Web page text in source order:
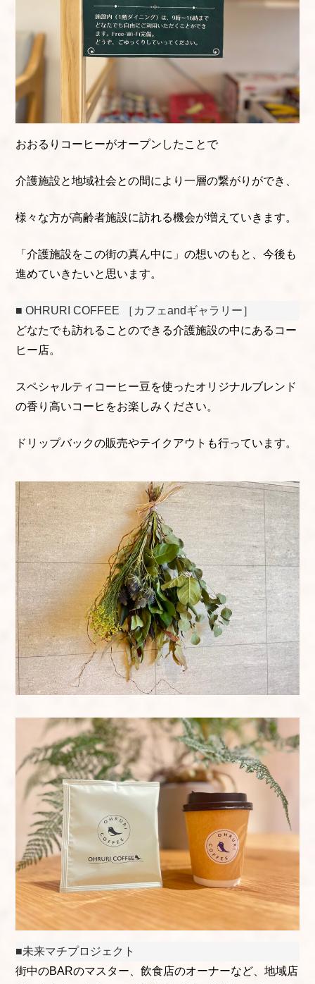
おおるりコーヒーがオープンしたことで
介護施設と地域社会との間により一層の繋がりができ、
様々な方が高齢者施設に訪れる機会が増えていきます。
「介護施設をこの街の真ん中に」の想いのもと、今後も
進めていきたいと思います。
■ OHRURI COFFEE ［カフェandギャラリー］
どなたでも訪れることのできる介護施設の中にあるコー
ヒー店。
スペシャルティコーヒー豆を使ったオリジナルブレンド
の香り高いコーヒをお楽しみください。
ドリップバックの販売やテイクアウトも行っています。
■未来マチプロジェクト
街中のBARのマスター、飲食店のオーナーなど、地域店